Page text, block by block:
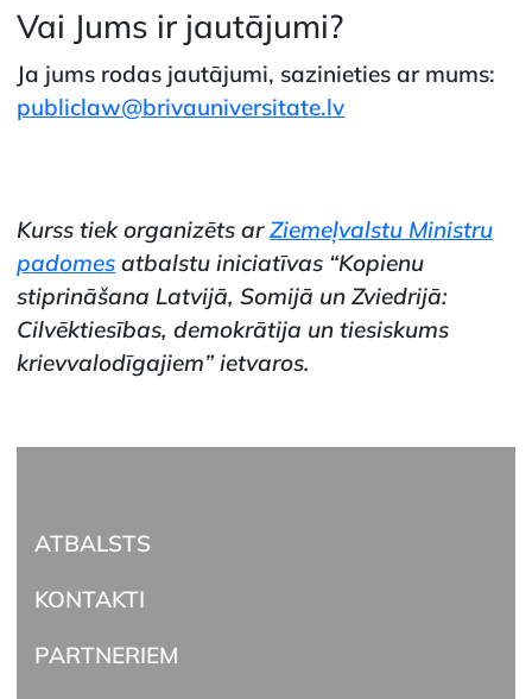
Vai Jums ir jautājumi?
Ja jums rodas jautājumi, sazinieties ar mums:
publiclaw@brivauniversitate.lv
Kurss tiek organizēts ar Ziemeļvalstu Ministru
padomes atbalstu iniciatīvas “Kopienu
stiprināšana Latvijā, Somijā un Zviedrijā:
Cilvēktiesības, demokrātija un tiesiskums
krievvalodīgajiem” ietvaros.
ATBALSTS
KONTAKTI
PARTNERIEM